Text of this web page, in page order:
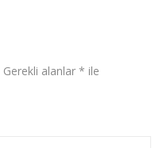
Gerekli alanlar * ile